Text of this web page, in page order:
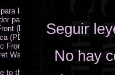
Seguir
No hay
la Guerra Secreta
para la Guerra Secreta
(PDF)
(PDF)
Front
War
to the Secret War